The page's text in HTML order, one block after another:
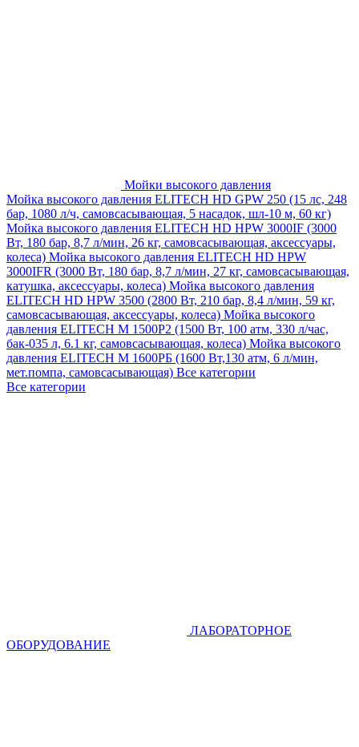
Мойки высокого давления
Мойка высокого давления ELITECH HD GPW 250 (15 лс, 248
бар, 1080 л/ч, самовсасывающая, 5 насадок, шл-10 м, 60 кг)
Мойка высокого давления ELITECH HD HPW 3000IF (3000
Вт, 180 бар, 8,7 л/мин, 26 кг, самовсасывающая, аксессуары,
колеса) Мойка высокого давления ELITECH HD HPW
3000IFR (3000 Вт, 180 бар, 8,7 л/мин, 27 кг, самовсасывающая,
катушка, аксессуары, колеса) Мойка высокого давления
ELITECH HD HPW 3500 (2800 Вт, 210 бар, 8,4 л/мин, 59 кг,
самовсасывающая, аксессуары, колеса) Мойка высокого
давления ELITECH M 1500P2 (1500 Вт, 100 атм, 330 л/час,
бак-035 л, 6.1 кг, самовсасывающая, колеса) Мойка высокого
давления ELITECH М 1600РБ (1600 Вт,130 атм, 6 л/мин,
мет.помпа, самовсасывающая) Все категории
Все категории
ЛАБОРАТОРНОЕ
ОБОРУДОВАНИЕ